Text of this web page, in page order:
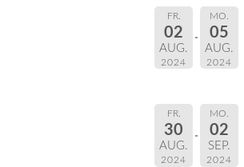
FR.
02
AUG.
2024
MO.
05
AUG.
2024
FR.
30
AUG.
2024
MO.
02
SEP.
2024